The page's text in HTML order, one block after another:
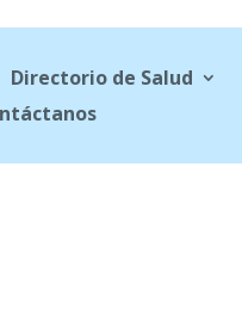
Directorio de Salud